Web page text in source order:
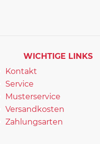
WICHTIGE LINKS
Kontakt
Service
Musterservice
Versandkosten
Zahlungsarten